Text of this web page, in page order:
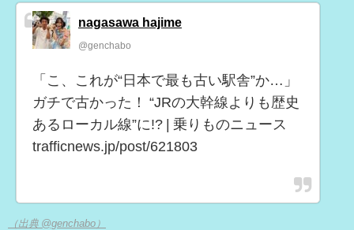
nagasawa hajime
@genchabo
「こ、これが“日本で最も古い駅舎”か…」
ガチで古かった！ “JRの大幹線よりも歴史
あるローカル線”に!? | 乗りものニュース
trafficnews.jp/post/621803
（出典 @genchabo）